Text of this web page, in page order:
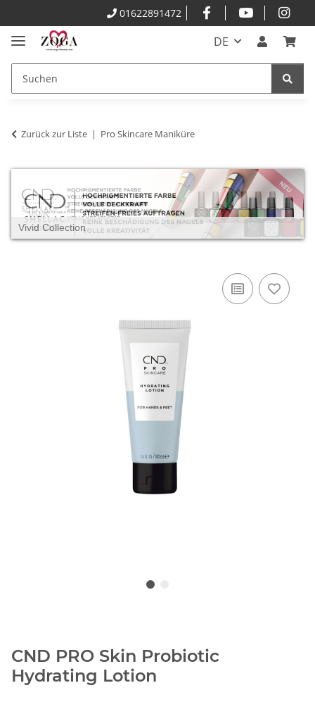
01622891472
DE
Zurück zur Liste Pro Skincare Maniküre
Vivid Collection
CND PRO Skin Probiotic
Hydrating Lotion